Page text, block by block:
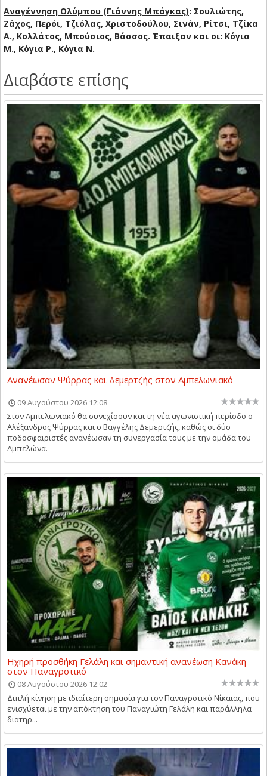
Αναγέννηση Ολύμπου (Γιάννης Μπάγκας): Σουλιώτης,
Ζάχος, Περόι, Τζιόλας, Χριστοδούλου, Σινάν, Ρίτσι, Τζίκα
Α., Κολλάτος, Μπούσιος, Βάσσος. Έπαιξαν και οι: Κόγια
Μ., Κόγια Ρ., Κόγια Ν.
Διαβάστε επίσης
Ανανέωσαν Ψύρρας και Δεμερτζής στον Αμπελωνιακό
09 Αυγούστου 2026 12:08
Στον Αμπελωνιακό θα συνεχίσουν και τη νέα αγωνιστική περίοδο ο
Αλέξανδρος Ψύρρας και ο Βαγγέλης Δεμερτζής, καθώς οι δύο
ποδοσφαιριστές ανανέωσαν τη συνεργασία τους με την ομάδα του
Αμπελώνα.
Ηχηρή προσθήκη Γελάλη και σημαντική ανανέωση Κανάκη
στον Παναγροτικό
08 Αυγούστου 2026 12:02
Διπλή κίνηση με ιδιαίτερη σημασία για τον Παναγροτικό Νίκαιας, που
ενισχύεται με την απόκτηση του Παναγιώτη Γελάλη και παράλληλα
διατηρ...